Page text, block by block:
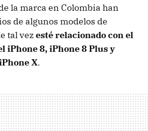
la marca en Colombia han
de algunos modelos de
tal vezesté relacionado con el
iPhone 8, iPhone 8 Plus y
X.